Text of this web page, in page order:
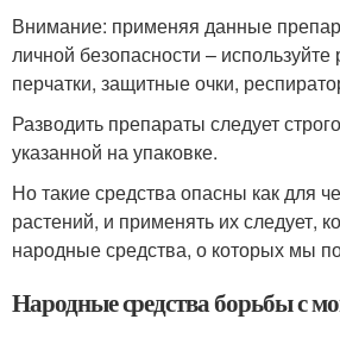
Внимание: применяя данные
личной безопасности –
перчатки, защитные очки,
Разводить препараты следует
указанной на упаковке.
Но такие средства опасны как для
растений, и применять их следует,
народные средства, о которых мы
Народные средства борьбы с